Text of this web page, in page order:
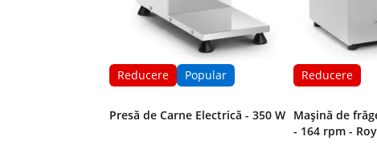
Reducere Popular
Presă de Carne Electrică - 350 W
Reducere
Mașină de
- 164 rpm -